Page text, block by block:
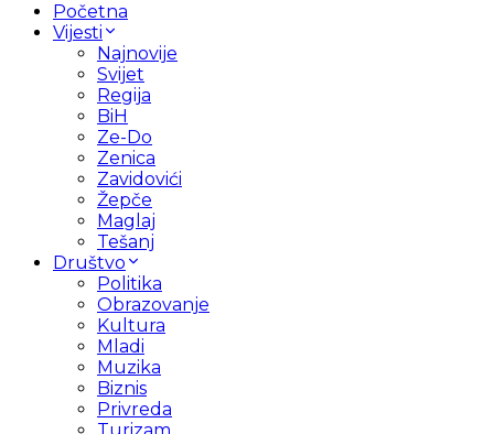
Početna
Vijesti
Najnovije
Svijet
Regija
BiH
Ze-Do
Zenica
Zavidovići
Žepče
Maglaj
Tešanj
Društvo
Politika
Obrazovanje
Kultura
Mladi
Muzika
Biznis
Privreda